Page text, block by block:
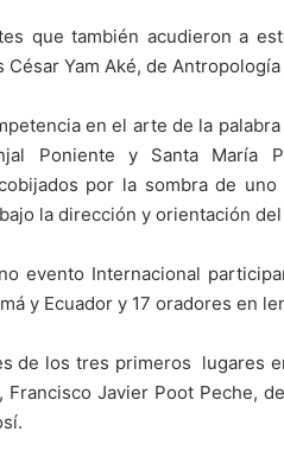
que también acudieron a
César Yam Aké, de
en el arte de la
Poniente y Santa María
por la sombra de uno
la dirección y orientación
evento Internacional
y Ecuador y 17 oradores en
de los tres primeros lugares
Francisco Javier Poot Peche,